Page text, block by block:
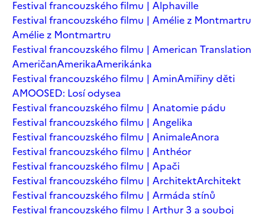
Festival francouzského filmu | Alphaville
Festival francouzského filmu | Amélie z Montmartru
Amélie z Montmartru
Festival francouzského filmu | American Translation
AmeričanAmerikaAmerikánka
Festival francouzského filmu | AminAmiřiny děti
AMOOSED: Losí odysea
Festival francouzského filmu | Anatomie pádu
Festival francouzského filmu | Angelika
Festival francouzského filmu | AnimaleAnora
Festival francouzského filmu | Anthéor
Festival francouzského filmu | Apači
Festival francouzského filmu | ArchitektArchitekt
Festival francouzského filmu | Armáda stínů
Festival francouzského filmu | Arthur 3 a souboj